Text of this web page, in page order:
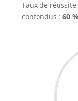
Taux de
confondus : 60 %